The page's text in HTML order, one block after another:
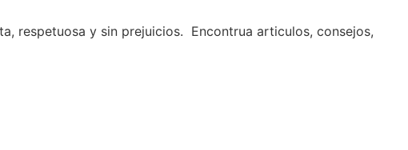
respetuosa y sin prejuicios. Encontrua articulos, consejos,